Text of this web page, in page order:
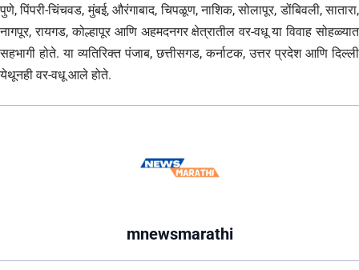
पुणे, पिंपरी-चिंचवड, मुंबई, औरंगाबाद, चिपळूण, नाशिक, सोलापूर, डोंबिवली, सातारा,
नागपूर, रायगड, कोल्हापूर आणि अहमदनगर क्षेत्रातील वर-वधू या विवाह सोहळ्यात
सहभागी होते. या व्यतिरिक्त पंजाब, छत्तीसगड, कर्नाटक, उत्तर प्रदेश आणि दिल्ली
येथूनही वर-वधू आले होते.
mnewsmarathi